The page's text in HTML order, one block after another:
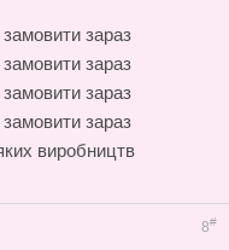
зараз
зараз
зараз
зараз
виробництв
8#